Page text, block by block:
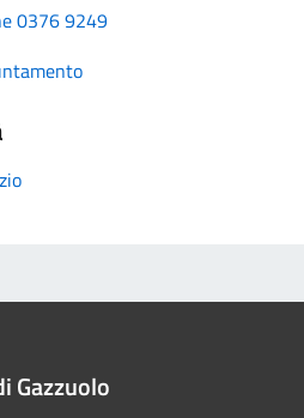
0376 9249
Gazzuolo